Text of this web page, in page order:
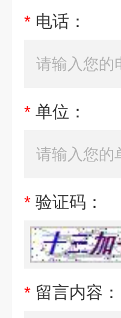
* 电话：
* 单位：
* 验证码：
* 留言内容：